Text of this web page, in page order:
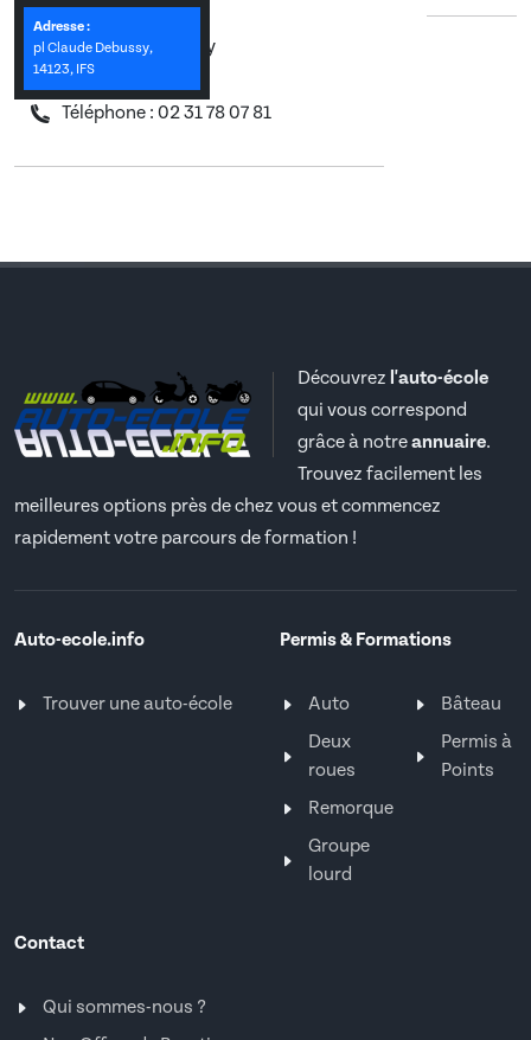
pl Claude Debussy
14123, Ifs
Téléphone : 02 31 78 07 81
Adresse :
pl Claude Debussy,
14123, IFS
Découvrez l'auto-école
qui vous correspond
grâce à notreannuaire.
Trouvez facilement les
meilleures options près de chez vous et commencez
rapidement votre parcours de formation !
Auto-ecole.info
Trouver une auto-école
Permis & Formations
Auto
Deux
roues
Remorque
Groupe
lourd
Bâteau
Permis à
Points
Contact
Qui sommes-nous ?